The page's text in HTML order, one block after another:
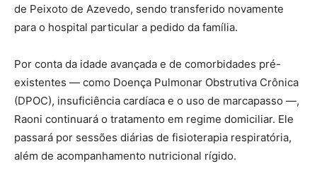
de Peixoto de Azevedo, sendo transferido novamente
para o hospital particular a pedido da família.
Por conta da idade avançada e de comorbidades pré-
existentes — como Doença Pulmonar Obstrutiva Crônica
(DPOC), insuficiência cardíaca e o uso de marcapasso —,
Raoni continuará o tratamento em regime domiciliar. Ele
passará por sessões diárias de fisioterapia respiratória,
além de acompanhamento nutricional rígido.